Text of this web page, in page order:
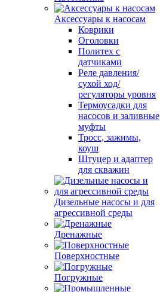
Аксессуары к насосам
Коврики
Оголовки
Политех с
датчиками
Реле давления/
сухой ход/
регуляторы уровня
Термоусадки для
насосов и заливные
муфты
Тросс, зажимы,
коуш
Штуцер и адаптер
для скважин
Дизельные насосы и для
агрессивной среды
Дренажные
Поверхностные
Погружные